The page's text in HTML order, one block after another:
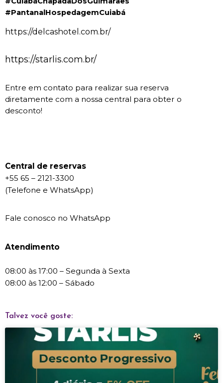
#PantanalHospedagemCuiabá
https://delcashotel.com.br/
https://starlis.com.br/
Entre em contato para realizar sua reserva
diretamente com a nossa central para obter o
desconto!
Central de reservas
+55 65 – 2121-3300
(Telefone e WhatsApp)
Fale conosco no WhatsApp
Atendimento
08:00 às 17:00 – Segunda à Sexta
08:00 às 12:00 – Sábado
Talvez você goste: